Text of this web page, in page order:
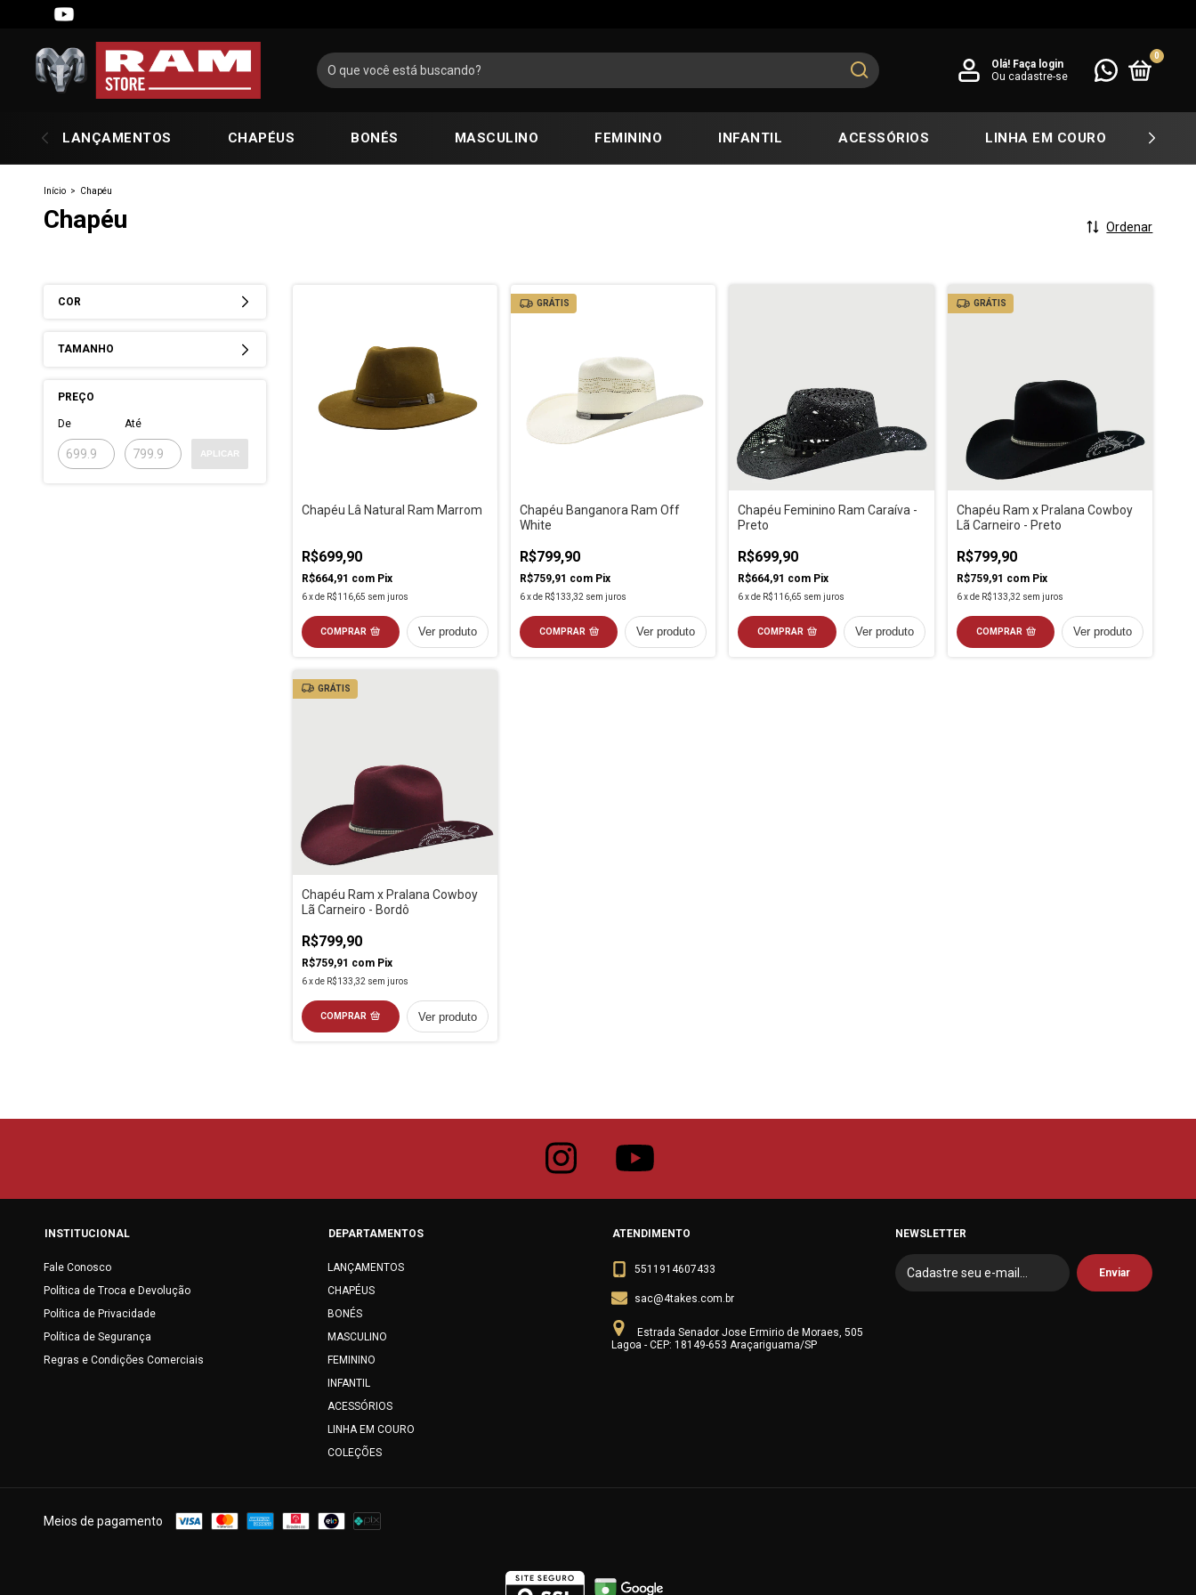
Olá! Faça login
Ou cadastre-se
0
LANÇAMENTOS CHAPÉUS BONÉS MASCULINO FEMININO INFANTIL ACESSÓRIOS LINHA EM COURO
Início > Chapéu
Chapéu Ordenar
COR
TAMANHO
PREÇO
De Até
APLICAR
Chapéu Lâ Natural Ram Marrom
R$699,90
R$664,91 com Pix
6 xde R$116,65 sem juros
COMPRAR Ver produto
GRÁTIS
Chapéu Banganora Ram Off
White
R$799,90
R$759,91 com Pix
6xde R$133,32 sem juros
COMPRAR Ver produto
Chapéu Feminino Ram Caraíva -
Preto
R$699,90
R$664,91 com Pix
6 xde R$116,65 sem juros
COMPRAR Ver produto
GRÁTIS
Chapéu Ram x Pralana Cowboy
Lã Carneiro - Preto
R$799,90
R$759,91 com Pix
6xde R$133,32 sem juros
COMPRAR Ver produto
GRÁTIS
Chapéu Ram x Pralana Cowboy
Lã Carneiro - Bordô
R$799,90
R$759,91 com Pix
6 xde R$133,32 sem juros
COMPRAR Ver produto
INSTITUCIONAL
Fale Conosco
Política de Troca e Devolução
Política de Privacidade
Política de Segurança
Regras e Condições Comerciais
DEPARTAMENTOS
LANÇAMENTOS
CHAPÉUS
BONÉS
MASCULINO
FEMININO
INFANTIL
ACESSÓRIOS
LINHA EM COURO
COLEÇÕES
ATENDIMENTO
5511914607433
sac@4takes.com.br
Estrada Senador Jose Ermirio de Moraes, 505
Lagoa - CEP: 18149-653 Araçariguama/SP
NEWSLETTER
Meios de pagamento